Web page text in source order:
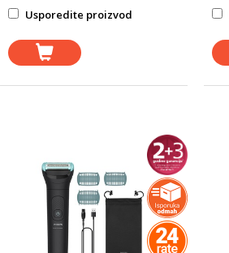
Usporedite proizvod